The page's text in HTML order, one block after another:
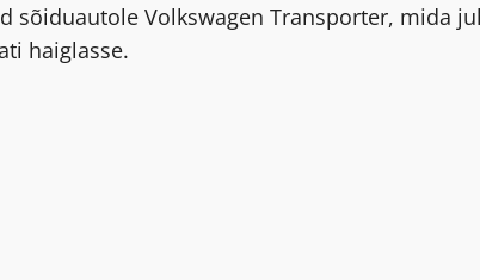
sõiduautole Volkswagen Transporter, mida
haiglasse.